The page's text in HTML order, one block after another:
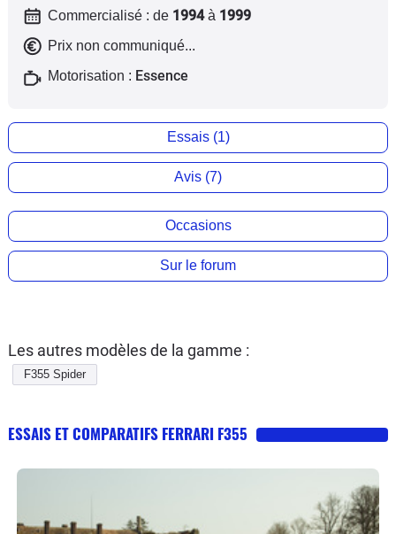
Commercialisé : de 1994à 1999
Prix non communiqué...
Motorisation : Essence
Essais (1)
Avis (7)
Occasions
Sur le forum
Les autres modèles de la gamme :
F355 Spider
ESSAIS ET COMPARATIFS FERRARI F355